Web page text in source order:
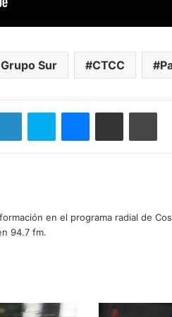
Sur CTCC
en el programa radial de
94.7 fm.